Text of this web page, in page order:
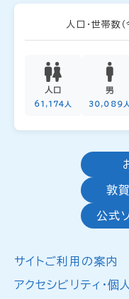
人口・世帯数
人口
61,174人
男
30,089人
敦
公式
サイトご利用の案内
アクセシビリティ・個